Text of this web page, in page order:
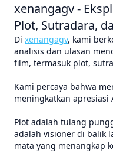
xenangagv -
Plot, Sutradara,
Di xenangagv, kami
analisis dan ulasan
film, termasuk plot,
Kami percaya bahwa
meningkatkan
Plot adalah tulang
adalah visioner di balik
mata yang menangkap